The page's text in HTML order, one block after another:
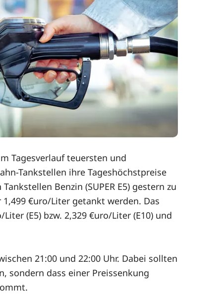
Tagesverlauf teuersten und
Tankstellen ihre Tageshöchstpreise
Benzin (SUPER E5) gestern zu
€uro/Liter getankt werden. Das
(E5) bzw. 2,329 €uro/Liter (E10) und
21:00 und 22:00 Uhr. Dabei sollten
sondern dass einer Preissenkung